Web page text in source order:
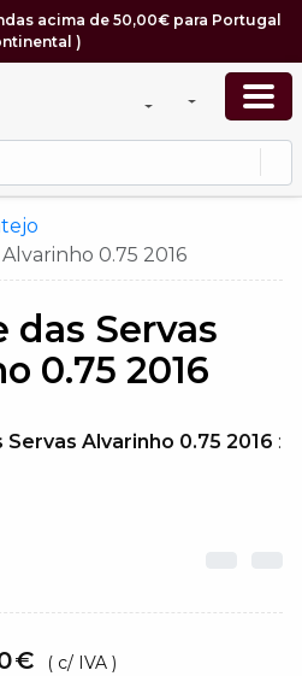
acima de 50,00€ para Portugal
)
0.75 2016
das Servas
0.75 2016
Alvarinho 0.75 2016 :
€ ( c/ IVA )